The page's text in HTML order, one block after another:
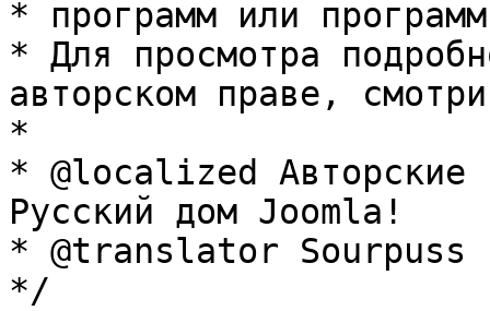
* программ или
* Для просмотра
авторском праве,
*
* @localized Авторские
Русский дом Joomla!
* @translator Sourpuss
*/